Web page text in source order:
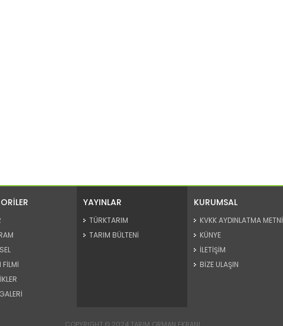
FİLMİ
YAYINLAR
TÜRKTARIM
TARIM BÜLTENİ
KURUMSAL
KVKK AYDINLATMA METNİ
KÜNYE
İLETİŞİM
BİZE ULAŞIN